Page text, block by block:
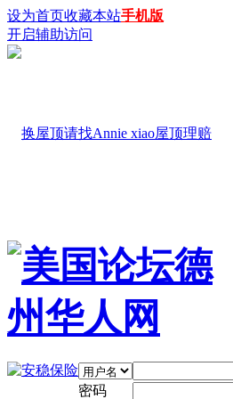
设为首页收藏本站手机版
开启辅助访问
密码